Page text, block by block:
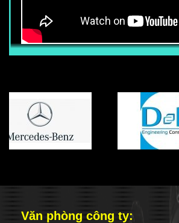
Thu nhập chính thức từ : 6.800.000 vnđ
trở lên (Chưa bao gồm các phụ cấp
đầy đủ chế độ BHXH-BHYT-BHTN khi ký
hợp đồng chính thức với công ty. Mọi
chế độ khác tuân thủ đúng luật lao động
của nhà nước.
Văn phòng công ty: